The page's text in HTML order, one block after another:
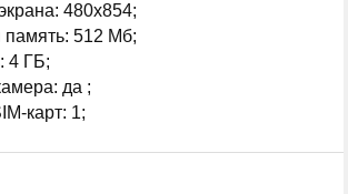
480x854;
512 Мб;
4 ГБ;
да ;
карт: 1;